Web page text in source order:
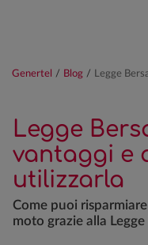
Genertel / Blog / Legge
Legge
vantaggi e
utilizzarla
Come puoi
moto grazie alla Legge